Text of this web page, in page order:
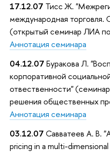
17.12.07 Тисс Ж.
международная торговля.
(открытый семинар ЛИА
Аннотация семинара
04.12.07 Буракова Л.
корпоративной
отвественности"
решения общественных
Аннотация семинара
03.12.07 Савватеев А. В.
pricing in a multi-